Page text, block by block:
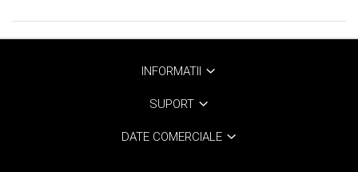
INFORMATII
SUPORT
DATE COMERCIALE